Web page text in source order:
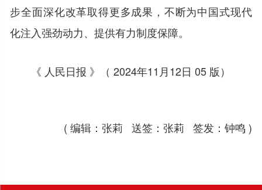
步全面深化改革取得更多成果，不断为中国式现代
化注入强劲动力、提供有力制度保障。
《 人民日报 》（ 2024年11月12日 05 版）
( 编辑：张莉 送签：张莉 签发：钟鸣 )